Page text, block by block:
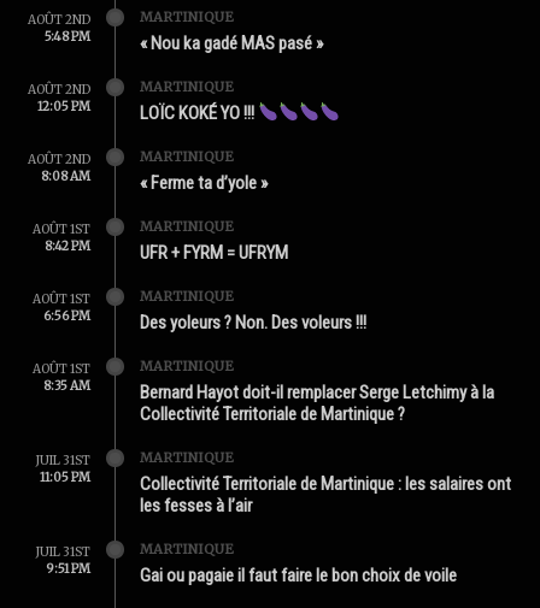
AOÛT 2ND
5:48 PM
MARTINIQUE
« Nou ka gadé MAS pasé »
AOÛT 2ND
12:05 PM
MARTINIQUE
LOÏC KOKÉ YO !!!
AOÛT 2ND
8:08 AM
MARTINIQUE
« Ferme ta d’yole »
AOÛT 1ST
8:42 PM
MARTINIQUE
UFR + FYRM = UFRYM
AOÛT 1ST
6:56 PM
MARTINIQUE
Des yoleurs ? Non. Des voleurs !!!
AOÛT 1ST
8:35 AM
MARTINIQUE
Bernard Hayot doit-il remplacer Serge Letchimy à la
Collectivité Territoriale de Martinique ?
JUIL 31ST
11:05 PM
MARTINIQUE
Collectivité Territoriale de Martinique : les salaires ont
les fesses à l’air
JUIL 31ST
9:51 PM
MARTINIQUE
Gai ou pagaie il faut faire le bon choix de voile